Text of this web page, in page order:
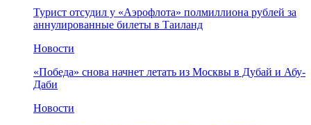
Турист отсудил у «Аэрофлота» полмиллиона рублей за
аннулированные билеты в Таиланд
Новости
«Победа» снова начнет летать из Москвы в Дубай и Абу-
Даби
Новости